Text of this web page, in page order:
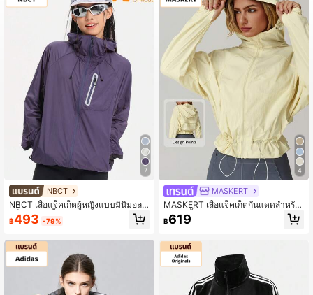
7
NBCT
NBCT เสื้อแจ็คเก็ตผู้หญิงแบบมินิมอลสี
บล็อก มีฮู้ด น้ำหนักเบา มีหลายสีให้เลือ
ก เสื้อนอกแขนยาวแบบสบายๆ
฿493 -79%
4
MASKERT
MASKERT เสื้อแจ็คเก็ตกันแดดสำหรับ
ผู้หญิง น้ำหนักเบา ระบายอากาศได้ดี แ
ห้งเร็ว ทรงเอวสั้น สำหรับฤดูใบไม้ผลิ
฿619